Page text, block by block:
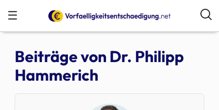
☰
Beiträge von Dr. Philipp
Hammerich